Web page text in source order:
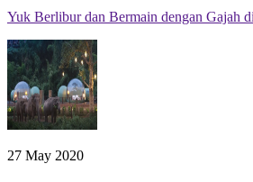
Yuk Berlibur dan Bermain dengan Gajah
27 May 2020